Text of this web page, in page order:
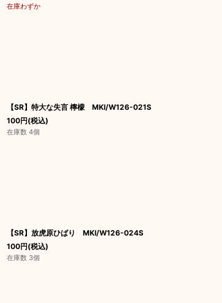
在庫わずか
【SR】特大な失言 檸檬 MKI/W126-021S
100円(税込)
在庫数 4個
【SR】放虎原ひばり MKI/W126-024S
100円(税込)
在庫数 3個